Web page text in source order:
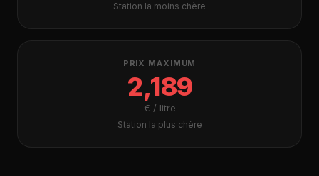
Station la moins chère
PRIX MAXIMUM
2,189
€ / litre
Station la plus chère